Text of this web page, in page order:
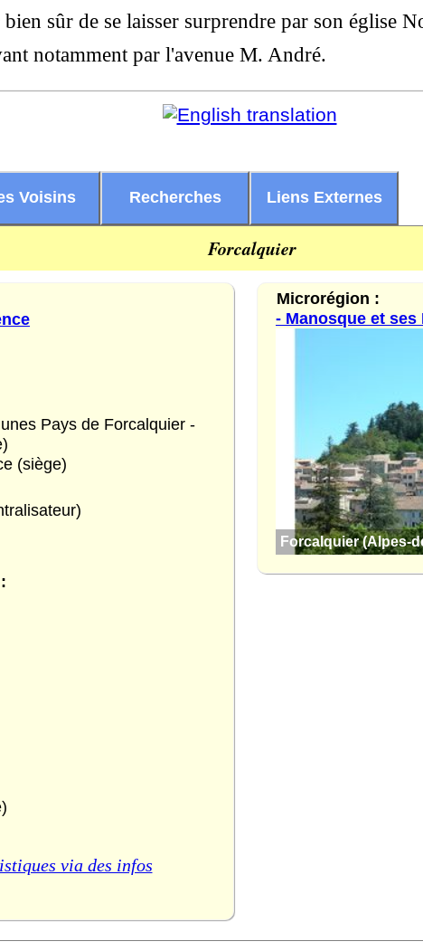
sûr de se laisser surprendre par son église
notamment par l'avenue M. André.
Voisins Recherches Liens Externes
Forcalquier
Pays de Forcalquier -
(siège)
via des infos
Microrégion :
- Manosque et ses
Forcalquier (Alpes-